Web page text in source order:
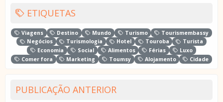
ETIQUETAS
Viagens Destino Mundo Turismo
Tourismembassy
Negócios
Turismologia Hotel Touroba
Turista
Economia
Social Alimentos Férias
Luxo
Comer fora
Marketing Toumsy Alojamento Cidade
PUBLICAÇÃO ANTERIOR